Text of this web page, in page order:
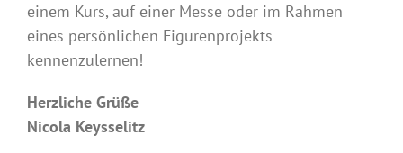
einem Kurs, auf einer Messe oder im Rahmen
eines persönlichen Figurenprojekts
kennenzulernen!
Herzliche Grüße
Nicola Keysselitz